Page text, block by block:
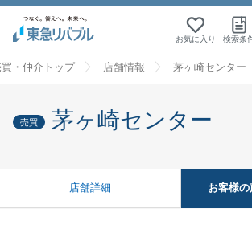
お気に入り 検索条
・仲介トップ 店舗情報 茅ヶ崎センター
売買 茅ヶ崎センター
店舗詳細 お客様の